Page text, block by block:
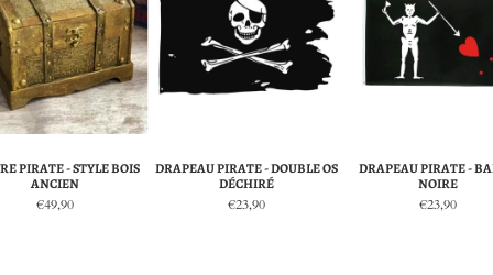
PIRATE - STYLE BOIS
ANCIEN
€49,90
DRAPEAU PIRATE - DOUBLE OS
DÉCHIRÉ
€23,90
DRAPEAU PIRATE -
NOIRE
€23,90